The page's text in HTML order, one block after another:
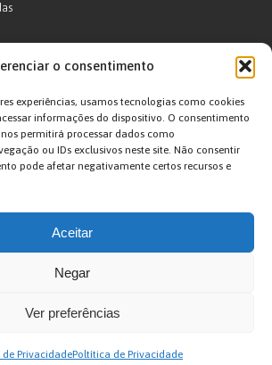
o consentimento
experiências, usamos tecnologias como cookies
informações do dispositivo. O consentimento
permitirá processar dados como
ou IDs exclusivos neste site. Não consentir
pode afetar negativamente certos recursos e
Aceitar
Negar
Ver preferências
PrivacidadePoltítica de Privacidade
(em andamento)
Arte Digital internet